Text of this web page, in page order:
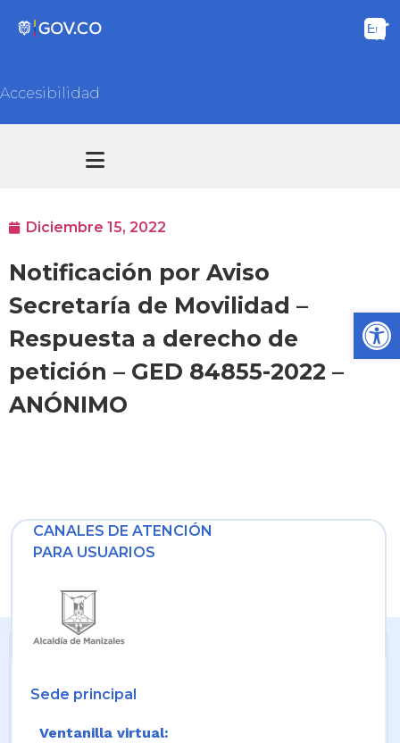
Accesibilidad
Diciembre 15, 2022
Notificación por Aviso
Secretaría de Movilidad –
Respuesta a derecho de
petición – GED 84855-2022 –
ANÓNIMO
CANALES DE ATENCIÓN
PARA USUARIOS
Sede principal
Ventanilla virtual: